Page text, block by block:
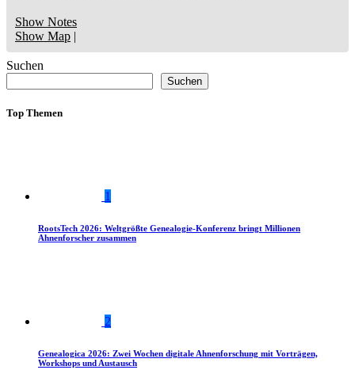
Show Notes
Show Map |
Suchen
Suchen
Top Themen
1
RootsTech 2026: Weltgrößte Genealogie-Konferenz bringt Millionen
Ahnenforscher zusammen
2
Genealogica 2026: Zwei Wochen digitale Ahnenforschung mit Vorträgen,
Workshops und Austausch